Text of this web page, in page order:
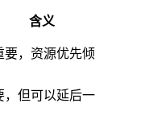
含义
要，资源优先倾
，但可以延后一